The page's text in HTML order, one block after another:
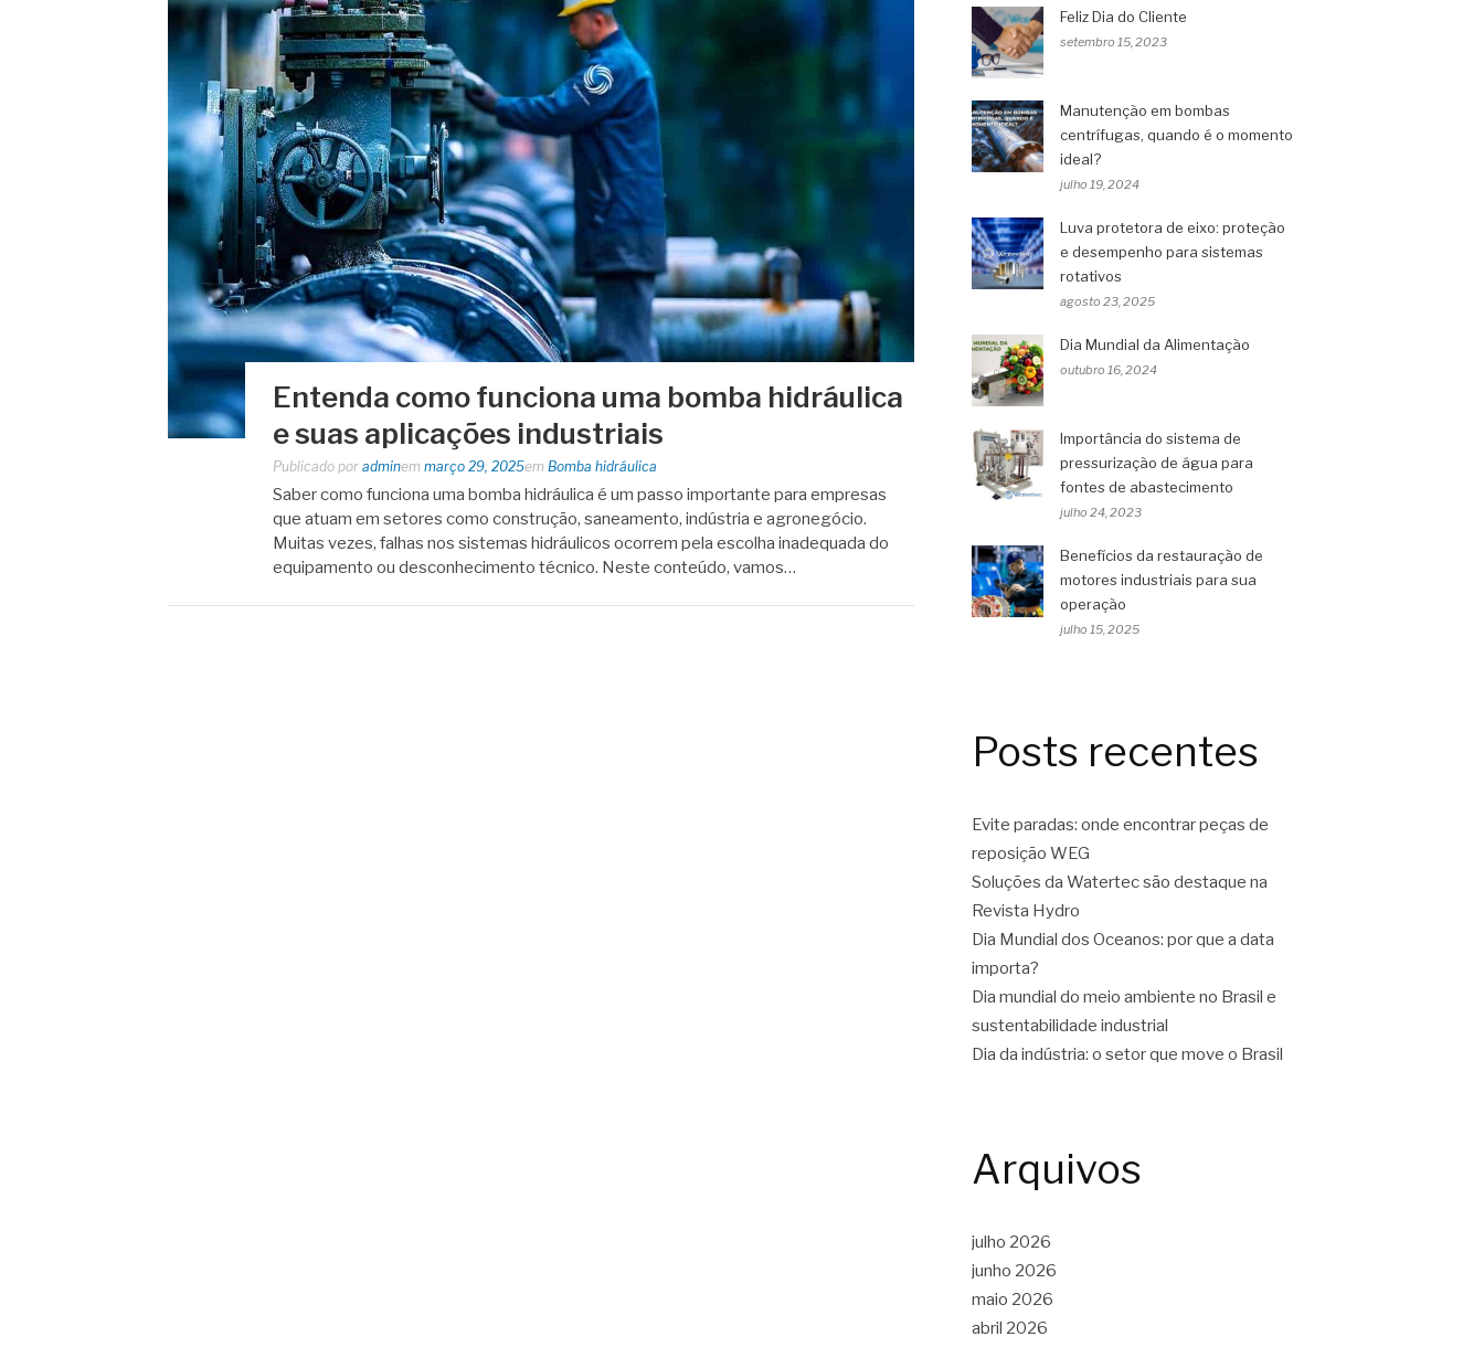
Entenda como funciona uma bomba hidráulica
e suas aplicações industriais
Publicado por adminem março 29, 2025em Bomba hidráulica
Saber como funciona uma bomba hidráulica é um passo importante para empresas
que atuam em setores como construção, saneamento, indústria e agronegócio.
Muitas vezes, falhas nos sistemas hidráulicos ocorrem pela escolha inadequada do
equipamento ou desconhecimento técnico. Neste conteúdo, vamos…
Feliz Dia do Cliente
setembro 15, 2023
Manutenção em bombas
centrífugas, quando é o momento
ideal?
julho 19, 2024
Luva protetora de eixo: proteção
e desempenho para sistemas
rotativos
agosto 23, 2025
Dia Mundial da Alimentação
outubro 16, 2024
Importância do sistema de
pressurização de água para
fontes de abastecimento
julho 24, 2023
Benefícios da restauração de
motores industriais para sua
operação
julho 15, 2025
Posts recentes
Evite paradas: onde encontrar peças de
reposição WEG
Soluções da Watertec são destaque na
Revista Hydro
Dia Mundial dos Oceanos: por que a data
importa?
Dia mundial do meio ambiente no Brasil e
sustentabilidade industrial
Dia da indústria: o setor que move o Brasil
Arquivos
julho 2026
junho 2026
maio 2026
abril 2026